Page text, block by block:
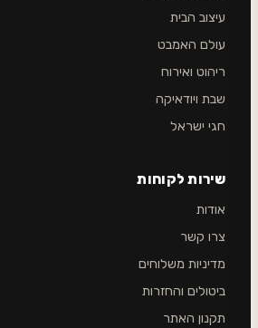
עיצוב הבית
עולם האמבט
ריהוט ואירוח
שבת ויודאיקה
חגי ישראל
שירות לקוחות
אודות
צרו קשר
מדיניות משלוחים
ביטולים והחזרות
תקנון האתר